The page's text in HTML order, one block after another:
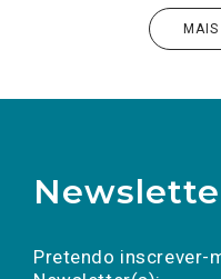
MAIS
Pretendo inscrever-
a(s) newsletter(s).
mail